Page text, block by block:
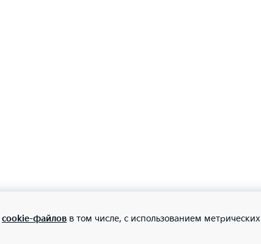
cookie-файлов в том числе, с использованием метрических